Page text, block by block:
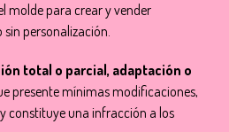
molde para crear y vender
sin personalización.
total o parcial, adaptación o
presente mínimas modificaciones,
constituye una infracción a los